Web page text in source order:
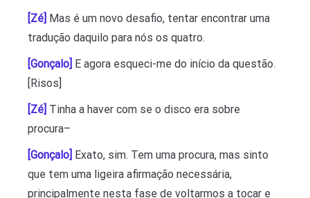
[Zé] Mas é um novo desafio, tentar encontrar uma
tradução daquilo para nós os quatro.
[Gonçalo] E agora esqueci-me do início da questão.
[Risos]
[Zé] Tinha a haver com se o disco era sobre
procura–
[Gonçalo] Exato, sim. Tem uma procura, mas sinto
que tem uma ligeira afirmação necessária,
principalmente nesta fase de voltarmos a tocar e